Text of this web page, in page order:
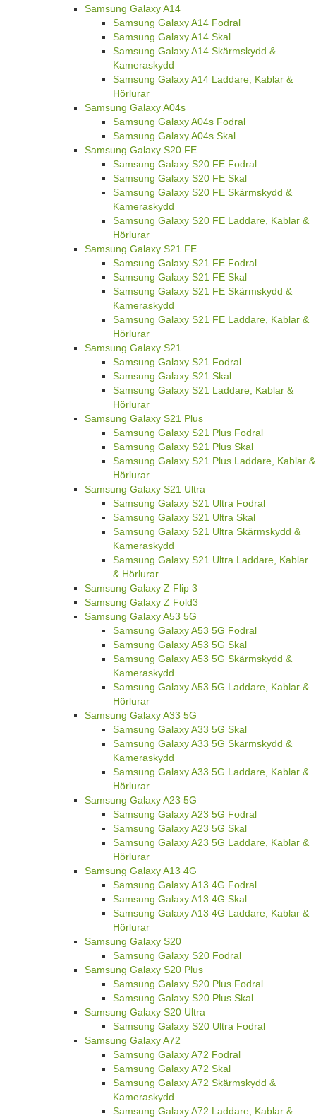
Samsung Galaxy A14
Samsung Galaxy A14 Fodral
Samsung Galaxy A14 Skal
Samsung Galaxy A14 Skärmskydd &
Kameraskydd
Samsung Galaxy A14 Laddare, Kablar &
Hörlurar
Samsung Galaxy A04s
Samsung Galaxy A04s Fodral
Samsung Galaxy A04s Skal
Samsung Galaxy S20 FE
Samsung Galaxy S20 FE Fodral
Samsung Galaxy S20 FE Skal
Samsung Galaxy S20 FE Skärmskydd &
Kameraskydd
Samsung Galaxy S20 FE Laddare, Kablar &
Hörlurar
Samsung Galaxy S21 FE
Samsung Galaxy S21 FE Fodral
Samsung Galaxy S21 FE Skal
Samsung Galaxy S21 FE Skärmskydd &
Kameraskydd
Samsung Galaxy S21 FE Laddare, Kablar &
Hörlurar
Samsung Galaxy S21
Samsung Galaxy S21 Fodral
Samsung Galaxy S21 Skal
Samsung Galaxy S21 Laddare, Kablar &
Hörlurar
Samsung Galaxy S21 Plus
Samsung Galaxy S21 Plus Fodral
Samsung Galaxy S21 Plus Skal
Samsung Galaxy S21 Plus Laddare, Kablar &
Hörlurar
Samsung Galaxy S21 Ultra
Samsung Galaxy S21 Ultra Fodral
Samsung Galaxy S21 Ultra Skal
Samsung Galaxy S21 Ultra Skärmskydd &
Kameraskydd
Samsung Galaxy S21 Ultra Laddare, Kablar
& Hörlurar
Samsung Galaxy Z Flip 3
Samsung Galaxy Z Fold3
Samsung Galaxy A53 5G
Samsung Galaxy A53 5G Fodral
Samsung Galaxy A53 5G Skal
Samsung Galaxy A53 5G Skärmskydd &
Kameraskydd
Samsung Galaxy A53 5G Laddare, Kablar &
Hörlurar
Samsung Galaxy A33 5G
Samsung Galaxy A33 5G Skal
Samsung Galaxy A33 5G Skärmskydd &
Kameraskydd
Samsung Galaxy A33 5G Laddare, Kablar &
Hörlurar
Samsung Galaxy A23 5G
Samsung Galaxy A23 5G Fodral
Samsung Galaxy A23 5G Skal
Samsung Galaxy A23 5G Laddare, Kablar &
Hörlurar
Samsung Galaxy A13 4G
Samsung Galaxy A13 4G Fodral
Samsung Galaxy A13 4G Skal
Samsung Galaxy A13 4G Laddare, Kablar &
Hörlurar
Samsung Galaxy S20
Samsung Galaxy S20 Fodral
Samsung Galaxy S20 Plus
Samsung Galaxy S20 Plus Fodral
Samsung Galaxy S20 Plus Skal
Samsung Galaxy S20 Ultra
Samsung Galaxy S20 Ultra Fodral
Samsung Galaxy A72
Samsung Galaxy A72 Fodral
Samsung Galaxy A72 Skal
Samsung Galaxy A72 Skärmskydd &
Kameraskydd
Samsung Galaxy A72 Laddare, Kablar &